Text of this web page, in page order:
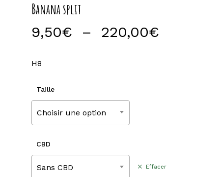
Banana split
9,50€ – 220,00€
H8
Taille
Choisir une option
CBD
Sans CBD Effacer